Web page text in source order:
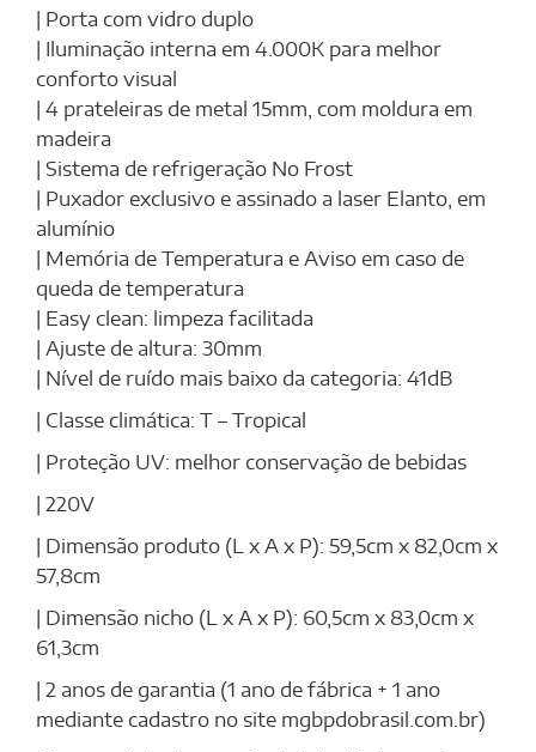
| Porta com vidro duplo
| Iluminação interna em 4.000K para melhor
conforto visual
| 4 prateleiras de metal 15mm, com moldura em
madeira
| Sistema de refrigeração No Frost
| Puxador exclusivo e assinado a laser Elanto, em
alumínio
| Memória de Temperatura e Aviso em caso de
queda de temperatura
| Easy clean: limpeza facilitada
| Ajuste de altura: 30mm
| Nível de ruído mais baixo da categoria: 41dB
| Classe climática: T – Tropical
| Proteção UV: melhor conservação de bebidas
| 220V
| Dimensão produto (L x A x P): 59,5cm x 82,0cm x
57,8cm
| Dimensão nicho (L x A x P): 60,5cm x 83,0cm x
61,3cm
| 2 anos de garantia (1 ano de fábrica + 1 ano
mediante cadastro no site mgbpdobrasil.com.br)